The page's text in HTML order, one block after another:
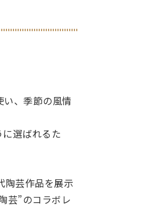
、季節の風情
選ばれるた
陶芸作品を展示
芸”のコラボレ